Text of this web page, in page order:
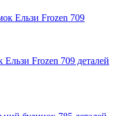
Frozen 709 деталей